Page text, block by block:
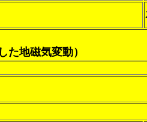
た地磁気変動）